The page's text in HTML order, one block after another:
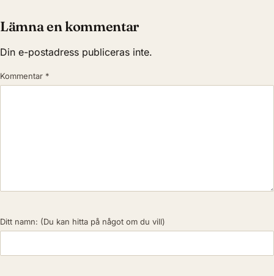
Lämna en kommentar
Din e-postadress publiceras inte.
Kommentar *
Ditt namn: (Du kan hitta på något om du vill)